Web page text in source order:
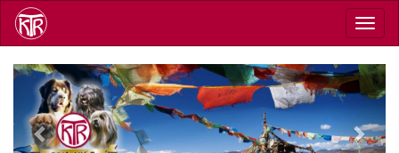
Direkt
zum
Inhalt
Previous Next